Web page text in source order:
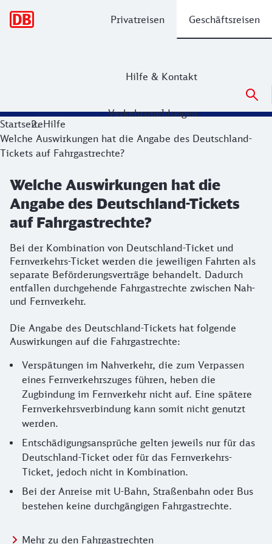
Privatreisen Geschäftsreisen
Hilfe & Kontakt
Verkehrsmeldungen
StartseiteHilfe
Welche Auswirkungen hat die Angabe des Deutschland-
Tickets auf Fahrgastrechte?
Welche Auswirkungen hat die
Angabe des Deutschland-Tickets
auf Fahrgastrechte?
Bei der Kombination von Deutschland-Ticket und
Fernverkehrs-Ticket werden die jeweiligen Fahrten als
separate Beförderungsverträge behandelt. Dadurch
entfallen durchgehende Fahrgastrechte zwischen Nah-
und Fernverkehr.
Die Angabe des Deutschland-Tickets hat folgende
Auswirkungen auf die Fahrgastrechte:
Verspätungen im Nahverkehr, die zum Verpassen
eines Fernverkehrszuges führen, heben die
Zugbindung im Fernverkehr nicht auf. Eine spätere
Fernverkehrsverbindung kann somit nicht genutzt
werden.
Entschädigungsansprüche gelten jeweils nur für das
Deutschland-Ticket oder für das Fernverkehrs-
Ticket, jedoch nicht in Kombination.
Bei der Anreise mit U-Bahn, Straßenbahn oder Bus
bestehen keine durchgängigen Fahrgastrechte.
Mehr zu den Fahrgastrechten